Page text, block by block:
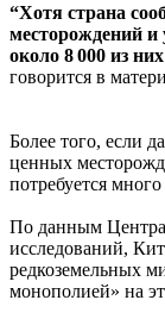
“Хотя страна
месторождений и
около 8 000 из
говорится в
Более того, если
ценных
потребуется
По данным Центра
исследований,
редкоземельных
монополией» на